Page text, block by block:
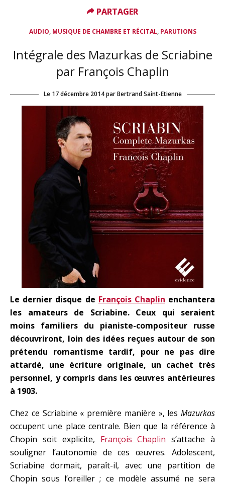
AUDIO, MUSIQUE DE CHAMBRE ET RÉCITAL, PARUTIONS
Intégrale des Mazurkas de Scriabine
par François Chaplin
Le 17 décembre 2014 par Bertrand Saint-Etienne
Le dernier disque de François Chaplin enchantera
les amateurs de Scriabine. Ceux qui seraient
moins familiers du pianiste-compositeur russe
découvriront, loin des idées reçues autour de son
prétendu romantisme tardif, pour ne pas dire
attardé, une écriture originale, un cachet très
personnel, y compris dans les œuvres antérieures
à 1903.
Chez ce Scriabine « première manière », les Mazurkas
occupent une place centrale. Bien que la référence à
Chopin soit explicite, François Chaplin s’attache à
souligner l’autonomie de ces œuvres. Adolescent,
Scriabine dormait, paraît-il, avec une partition de
Chopin sous l’oreiller ; ce modèle assumé ne sera
PARTAGER
PARTAGER